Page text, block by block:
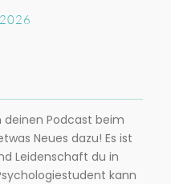
deinen Podcast beim
Neues dazu! Es ist
Leidenschaft du in
kann